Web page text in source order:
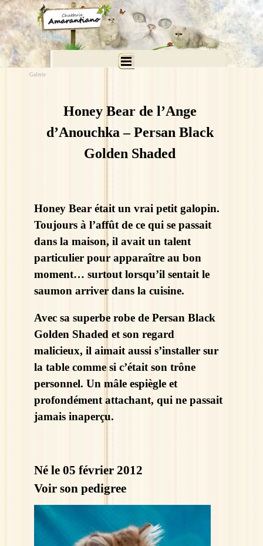
Aller au contenu
Sauter le menu
Galerie
Honey Bear de l’Ange
d’Anouchka – Persan Black
Golden Shaded
Honey Bear était un vrai petit galopin.
Toujours à l’affût de ce qui se passait
dans la maison, il avait un talent
particulier pour apparaître au bon
moment… surtout lorsqu’il sentait le
saumon arriver dans la cuisine.
Avec sa superbe robe de Persan Black
Golden Shaded et son regard
malicieux, il aimait aussi s’installer sur
la table comme si c’était son trône
personnel. Un mâle espiègle et
profondément attachant, qui ne passait
jamais inaperçu.
Né le 05 février 2012
Voir son pedigree